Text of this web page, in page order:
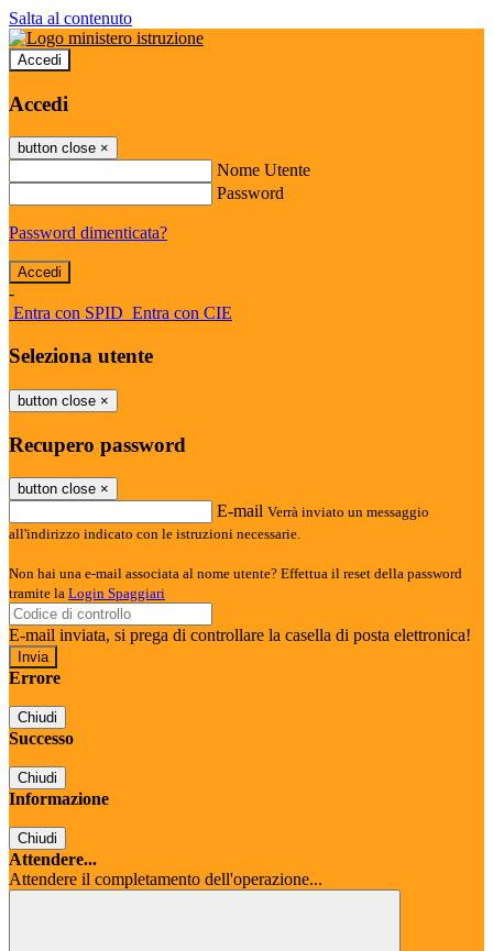
Salta al contenuto
Accedi
Accedi
button close ×
Nome Utente
Password
Password dimenticata?
-
Entra con SPID Entra con CIE
Seleziona utente
button close ×
Recupero password
button close ×
E-mail Verrà inviato un messaggio
all'indirizzo indicato con le istruzioni necessarie.
Non hai una e-mail associata al nome utente? Effettua il reset della password
tramite la Login Spaggiari
E-mail inviata, si prega di controllare la casella di posta elettronica!
Errore
Chiudi
Successo
Chiudi
Informazione
Chiudi
Attendere...
Attendere il completamento dell'operazione...